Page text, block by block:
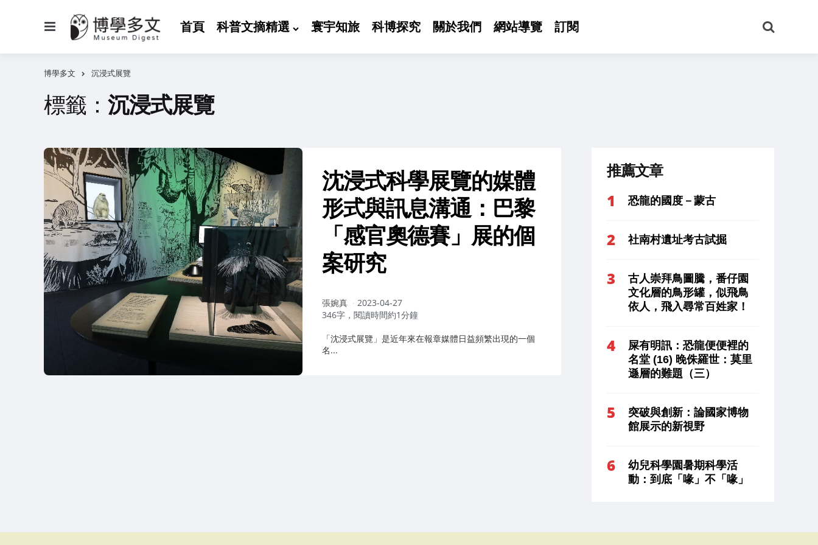
首頁 科普文摘精選 寰宇知旅 科博探究 關於我們 網站導覽 訂閱
尋
博學多文 沉浸式展覽
標籤： 沉浸式展覽
沈浸式科學展覽的媒體
形式與訊息溝通：巴黎
「感官奧德賽」展的個
案研究
作
者：
張婉真
2023-04-27
346字，閱讀時間約1分鐘
「沈浸式展覽」是近年來在報章媒體日益頻繁出現的一個
名...
推薦文章
恐龍的國度－蒙古
社南村遺址考古試掘
古人崇拜鳥圖騰，番仔園
文化層的鳥形罐，似飛鳥
依人，飛入尋常百姓家！
屎有明訊：恐龍便便裡的
名堂 (16) 晚侏羅世：莫里
遜層的難題（三）
突破與創新：論國家博物
館展示的新視野
幼兒科學園暑期科學活
動：到底「喙」不「喙」